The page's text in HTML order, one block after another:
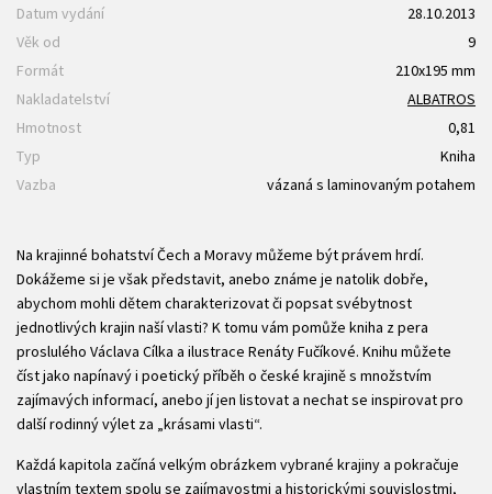
Datum vydání
28.10.2013
Věk od
9
Formát
210x195 mm
Nakladatelství
ALBATROS
Hmotnost
0,81
Typ
Kniha
Vazba
vázaná s laminovaným potahem
Na krajinné bohatství Čech a Moravy můžeme být právem hrdí.
Dokážeme si je však představit, anebo známe je natolik dobře,
abychom mohli dětem charakterizovat či popsat svébytnost
jednotlivých krajin naší vlasti? K tomu vám pomůže kniha z pera
proslulého Václava Cílka a ilustrace Renáty Fučíkové. Knihu můžete
číst jako napínavý i poetický příběh o české krajině s množstvím
zajímavých informací, anebo jí jen listovat a nechat se inspirovat pro
další rodinný výlet za „krásami vlasti“.
Každá kapitola začíná velkým obrázkem vybrané krajiny a pokračuje
vlastním textem spolu se zajímavostmi a historickými souvislostmi,